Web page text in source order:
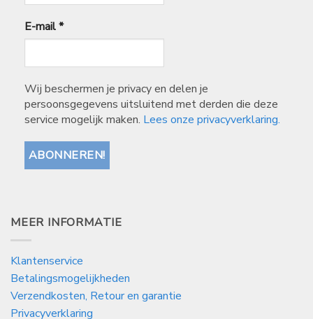
E-mail*
Wij beschermen je privacy en delen je
persoonsgegevens uitsluitend met derden die deze
service mogelijk maken. Lees onze privacyverklaring.
MEER INFORMATIE
Klantenservice
Betalingsmogelijkheden
Verzendkosten, Retour en garantie
Privacyverklaring